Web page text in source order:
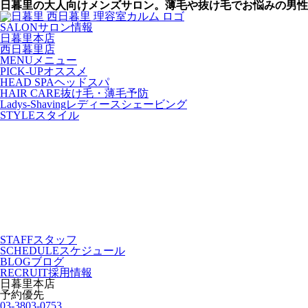
日暮里の大人向けメンズサロン。薄毛や抜け毛でお悩みの男
SALONサロン情報
日暮里本店
西日暮里店
MENU メニュー
PICK-UPオススメ
HEAD SPAヘッドスパ
HAIR CARE抜け毛・薄毛予防
Ladys-Shavingレディースシェービング
STYLEスタイル
STAFFスタッフ
SCHEDULEスケジュール
BLOGブログ
RECRUIT採用情報
日暮里本店
予約優先
03-3803-0753